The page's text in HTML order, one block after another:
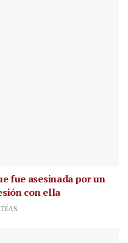
fue asesinada por un
con ella